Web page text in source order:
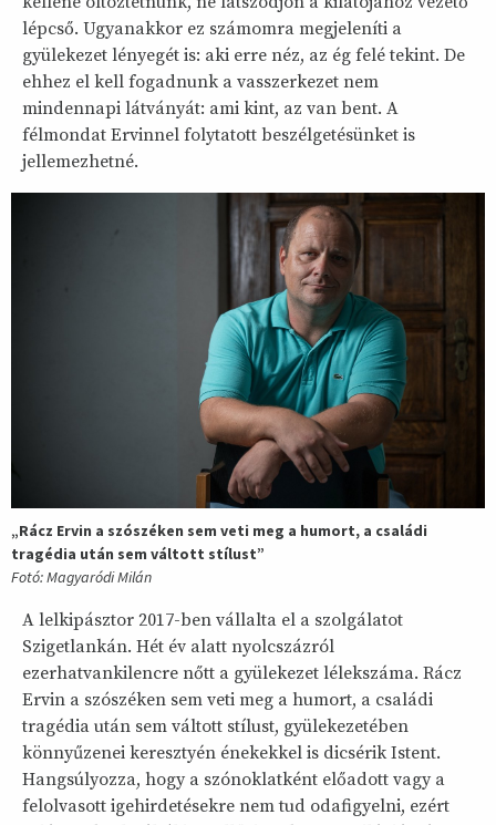
lépcső. Ugyanakkor ez számomra megjeleníti a
gyülekezet lényegét is: aki erre néz, az ég felé tekint. De
ehhez el kell fogadnunk a vasszerkezet nem
mindennapi látványát: ami kint, az van bent. A
félmondat Ervinnel folytatott beszélgetésünket is
jellemezhetné.
„Rácz Ervin a szószéken sem veti meg a humort, a családi
tragédia után sem váltott stílust”
Fotó: Magyaródi Milán
A lelkipásztor 2017-ben vállalta el a szolgálatot
Szigetlankán. Hét év alatt nyolcszázról
ezerhatvankilencre nőtt a gyülekezet lélekszáma. Rácz
Ervin a szószéken sem veti meg a humort, a családi
tragédia után sem váltott stílust, gyülekezetében
könnyűzenei keresztyén énekekkel is dicsérik Istent.
Hangsúlyozza, hogy a szónoklatként előadott vagy a
felolvasott igehirdetésekre nem tud odafigyelni, ezért